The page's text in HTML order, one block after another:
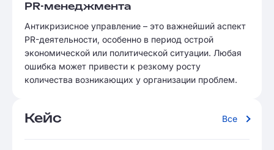
PR-менеджмента
Антикризисное управление – это важнейший аспект
PR-деятельности, особенно в период острой
экономической или политической ситуации. Любая
ошибка может привести к резкому росту
количества возникающих у организации проблем.
Кейс Все